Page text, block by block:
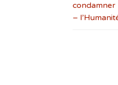
condamner
–